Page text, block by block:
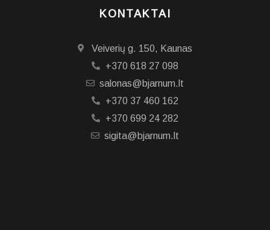
KONTAKTAI
Veiverių g. 150, Kaunas
+370 618 27 098
salonas@bjarnum.lt
+370 37 460 162
+370 699 24 282
sigita@bjarnum.lt